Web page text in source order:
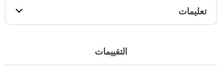
تعليمات
التقييمات